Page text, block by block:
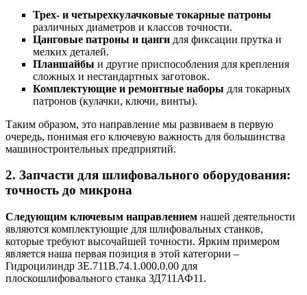
Трех- и четырехкулачковые токарные патроны
различных диаметров и классов точности.
Цанговые патроны и цанги для фиксации прутка и
мелких деталей.
Планшайбы и другие приспособления для крепления
сложных и нестандартных заготовок.
Комплектующие и ремонтные наборы для токарных
патронов (кулачки, ключи, винты).
Таким образом, это направление мы развиваем в первую
очередь, понимая его ключевую важность для большинства
машиностроительных предприятий.
2. Запчасти для шлифовального оборудования:
точность до микрона
Следующим ключевым направлением нашей деятельности
являются комплектующие для шлифовальных станков,
которые требуют высочайшей точности. Ярким примером
является наша первая позиция в этой категории –
Гидроцилиндр ЗЕ.711В.74.1.000.0.00 для
плоскошлифовального станка ЗД711АФ11.